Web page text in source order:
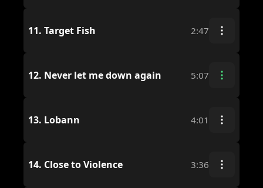
11. Target Fish 2:47
12. Never let me down again 5:07
13. Lobann 4:01
14. Close to Violence 3:36